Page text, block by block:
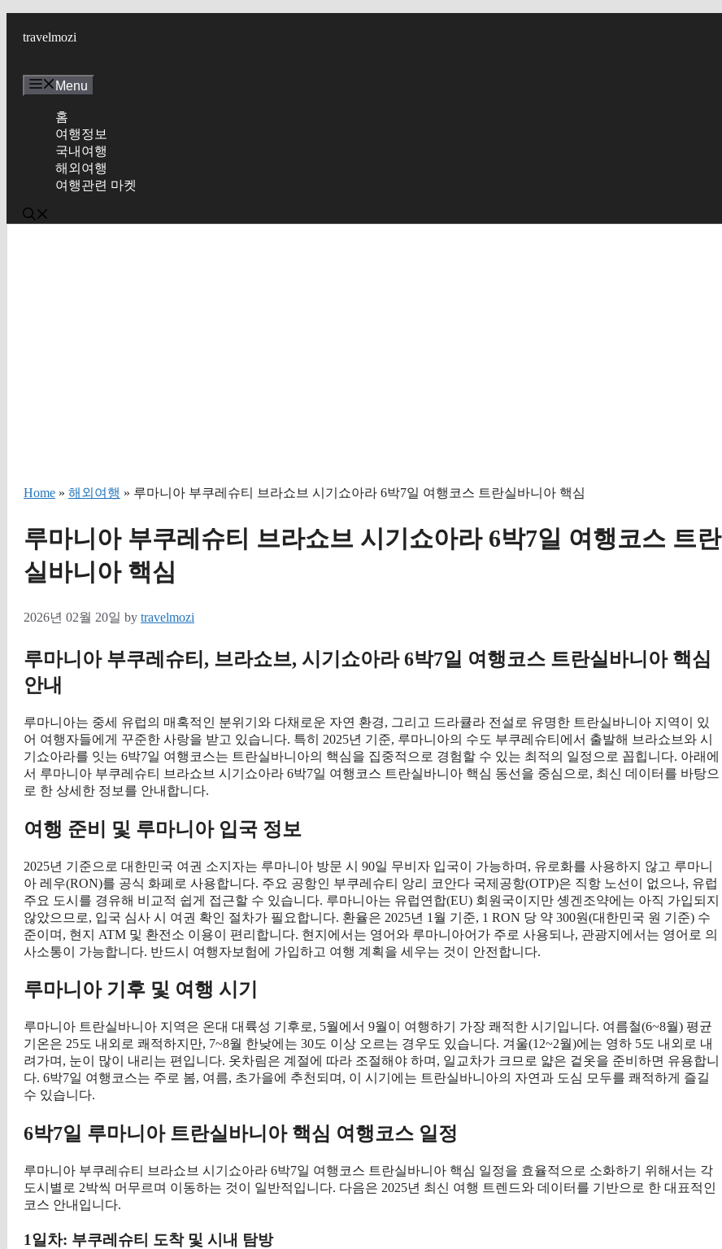
travelmozi
Menu
홈
여행정보
국내여행
해외여행
여행관련 마켓
Home » 해외여행 » 루마니아 부쿠레슈티 브라쇼브 시기쇼아라 6박7일 여행코스 트란실바니아 핵심
루마니아 부쿠레슈티 브라쇼브 시기쇼아라 6박7일 여행코스 트란
실바니아 핵심
2026년 02월 20일 by travelmozi
루마니아 부쿠레슈티, 브라쇼브, 시기쇼아라 6박7일 여행코스 트란실바니아 핵심
안내
루마니아는 중세 유럽의 매혹적인 분위기와 다채로운 자연 환경, 그리고 드라큘라 전설로 유명한 트란실바니아 지역이 있
어 여행자들에게 꾸준한 사랑을 받고 있습니다. 특히 2025년 기준, 루마니아의 수도 부쿠레슈티에서 출발해 브라쇼브와 시
기쇼아라를 잇는 6박7일 여행코스는 트란실바니아의 핵심을 집중적으로 경험할 수 있는 최적의 일정으로 꼽힙니다. 아래에
서 루마니아 부쿠레슈티 브라쇼브 시기쇼아라 6박7일 여행코스 트란실바니아 핵심 동선을 중심으로, 최신 데이터를 바탕으
로 한 상세한 정보를 안내합니다.
여행 준비 및 루마니아 입국 정보
2025년 기준으로 대한민국 여권 소지자는 루마니아 방문 시 90일 무비자 입국이 가능하며, 유로화를 사용하지 않고 루마니
아 레우(RON)를 공식 화폐로 사용합니다. 주요 공항인 부쿠레슈티 앙리 코안다 국제공항(OTP)은 직항 노선이 없으나, 유럽
주요 도시를 경유해 비교적 쉽게 접근할 수 있습니다. 루마니아는 유럽연합(EU) 회원국이지만 솅겐조약에는 아직 가입되지
않았으므로, 입국 심사 시 여권 확인 절차가 필요합니다. 환율은 2025년 1월 기준, 1 RON 당 약 300원(대한민국 원 기준) 수
준이며, 현지 ATM 및 환전소 이용이 편리합니다. 현지에서는 영어와 루마니아어가 주로 사용되나, 관광지에서는 영어로 의
사소통이 가능합니다. 반드시 여행자보험에 가입하고 여행 계획을 세우는 것이 안전합니다.
루마니아 기후 및 여행 시기
루마니아 트란실바니아 지역은 온대 대륙성 기후로, 5월에서 9월이 여행하기 가장 쾌적한 시기입니다. 여름철(6~8월) 평균
기온은 25도 내외로 쾌적하지만, 7~8월 한낮에는 30도 이상 오르는 경우도 있습니다. 겨울(12~2월)에는 영하 5도 내외로 내
려가며, 눈이 많이 내리는 편입니다. 옷차림은 계절에 따라 조절해야 하며, 일교차가 크므로 얇은 겉옷을 준비하면 유용합니
다. 6박7일 여행코스는 주로 봄, 여름, 초가을에 추천되며, 이 시기에는 트란실바니아의 자연과 도심 모두를 쾌적하게 즐길
수 있습니다.
6박7일 루마니아 트란실바니아 핵심 여행코스 일정
루마니아 부쿠레슈티 브라쇼브 시기쇼아라 6박7일 여행코스 트란실바니아 핵심 일정을 효율적으로 소화하기 위해서는 각
도시별로 2박씩 머무르며 이동하는 것이 일반적입니다. 다음은 2025년 최신 여행 트렌드와 데이터를 기반으로 한 대표적인
코스 안내입니다.
1일차: 부쿠레슈티 도착 및 시내 탐방